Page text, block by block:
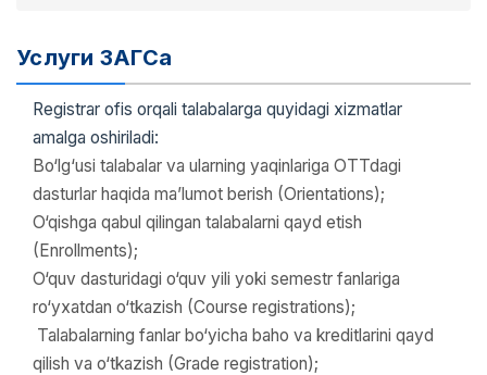
Услуги ЗАГСа
Registrar ofis orqali talabalarga quyidagi xizmatlar
amalga oshiriladi:
Bo‘lg‘usi talabalar va ularning yaqinlariga OTTdagi
dasturlar haqida ma’lumot berish (Orientations);
O‘qishga qabul qilingan talabalarni qayd etish
(Enrollments);
O‘quv dasturidagi o‘quv yili yoki semestr fanlariga
ro‘yxatdan o‘tkazish (Course registrations);
Talabalarning fanlar bo‘yicha baho va kreditlarini qayd
qilish va o‘tkazish (Grade registration);